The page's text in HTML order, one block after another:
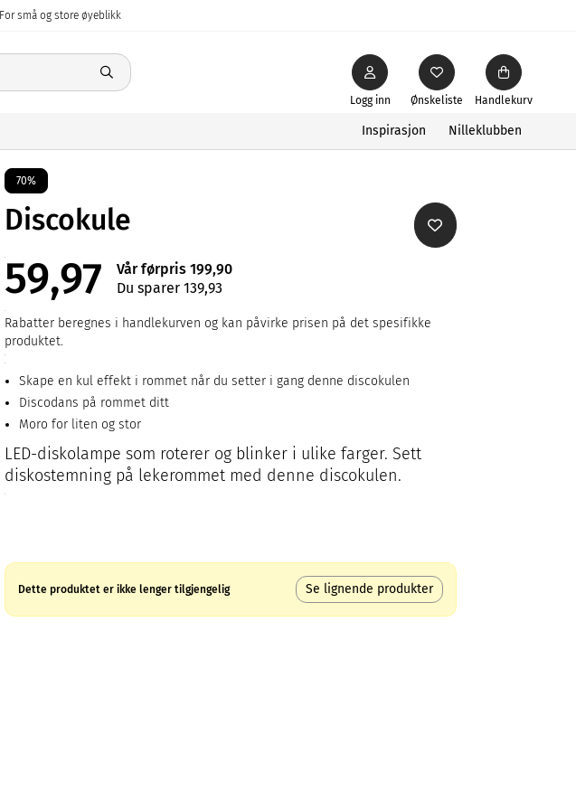
For små og store øyeblikk
Ønskeliste
Logg inn Handlekurv
Inspirasjon Nilleklubben
70%
Discokule
59,97
Vår førpris 199,90
Du sparer 139,93
Rabatter beregnes i handlekurven og kan påvirke prisen på det spesifikke
produktet.
Skape en kul effekt i rommet når du setter i gang denne discokulen
Discodans på rommet ditt
Moro for liten og stor
LED-diskolampe som roterer og blinker i ulike farger. Sett
diskostemning på lekerommet med denne discokulen.
Dette produktet er ikke lenger tilgjengelig Se lignende produkter